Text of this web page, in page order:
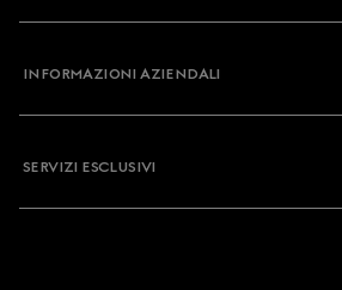
INFORMAZIONI AZIENDALI
SERVIZI ESCLUSIVI